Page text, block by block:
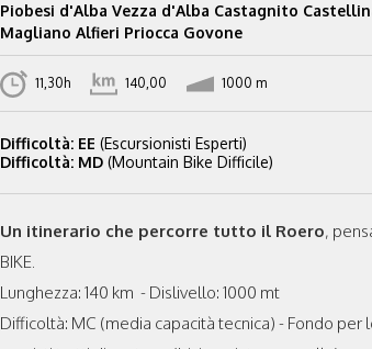
Piobesi d'Alba Vezza d'Alba Castagnito
Magliano Alfieri Priocca Govone
11,30h 140,00 1000 m
Difficoltà: EE (Escursionisti Esperti)
Difficoltà: MD (Mountain Bike Difficile)
Un itinerario che percorre tutto il Roero,
BIKE.
Lunghezza: 140 km - Dislivello: 1000 mt
Difficoltà: MC (media capacità tecnica) - Fondo per